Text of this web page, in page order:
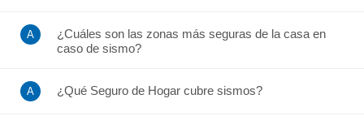
¿Cuáles son las zonas más seguras de la casa en
caso de sismo?
¿Qué Seguro de Hogar cubre sismos?